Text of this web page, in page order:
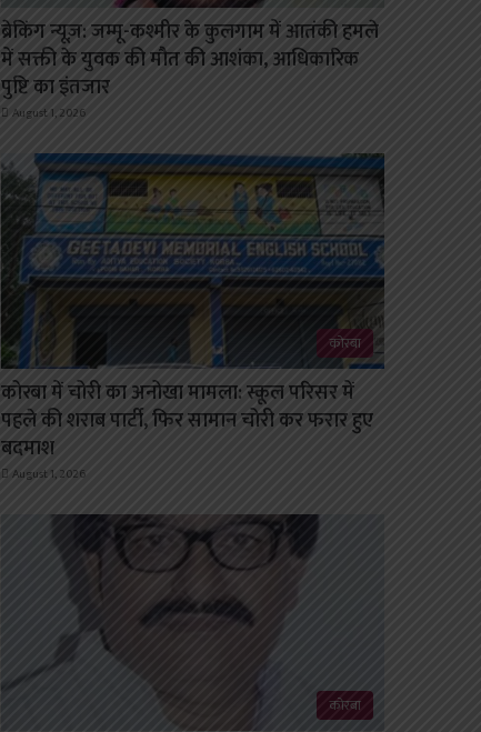
ब्रेकिंग न्यूज़: जम्मू-कश्मीर के कुलगाम में आतंकी हमले
में सक्ती के युवक की मौत की आशंका, आधिकारिक
पुष्टि का इंतजार
August 1, 2026
कोरबा
कोरबा में चोरी का अनोखा मामला: स्कूल परिसर में
पहले की शराब पार्टी, फिर सामान चोरी कर फरार हुए
बदमाश
August 1, 2026
कोरबा